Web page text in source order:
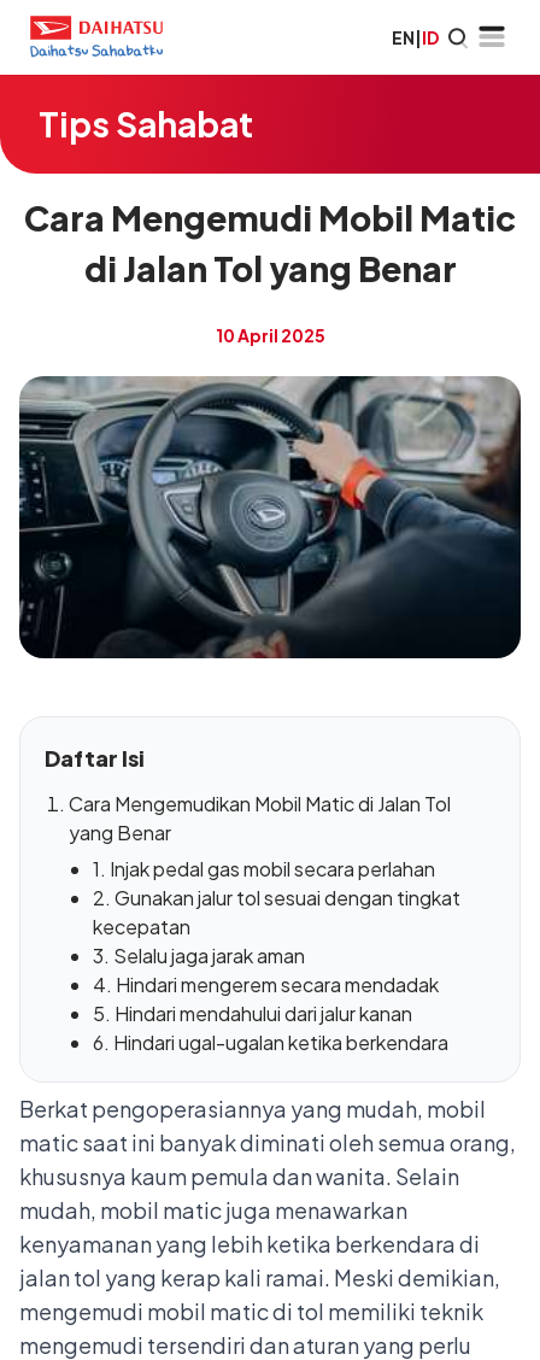
EN|ID
Tips Sahabat
Cara Mengemudi Mobil Matic
di Jalan Tol yang Benar
10 April 2025
Daftar Isi
Cara Mengemudikan Mobil Matic di Jalan Tol
yang Benar
1. Injak pedal gas mobil secara perlahan
2. Gunakan jalur tol sesuai dengan tingkat
kecepatan
3. Selalu jaga jarak aman
4. Hindari mengerem secara mendadak
5. Hindari mendahului dari jalur kanan
6. Hindari ugal-ugalan ketika berkendara
Berkat pengoperasiannya yang mudah, mobil
matic saat ini banyak diminati oleh semua orang,
khususnya kaum pemula dan wanita. Selain
mudah, mobil matic juga menawarkan
kenyamanan yang lebih ketika berkendara di
jalan tol yang kerap kali ramai. Meski demikian,
mengemudi mobil maticdi tol memiliki teknik
mengemudi tersendiri dan aturan yang perlu